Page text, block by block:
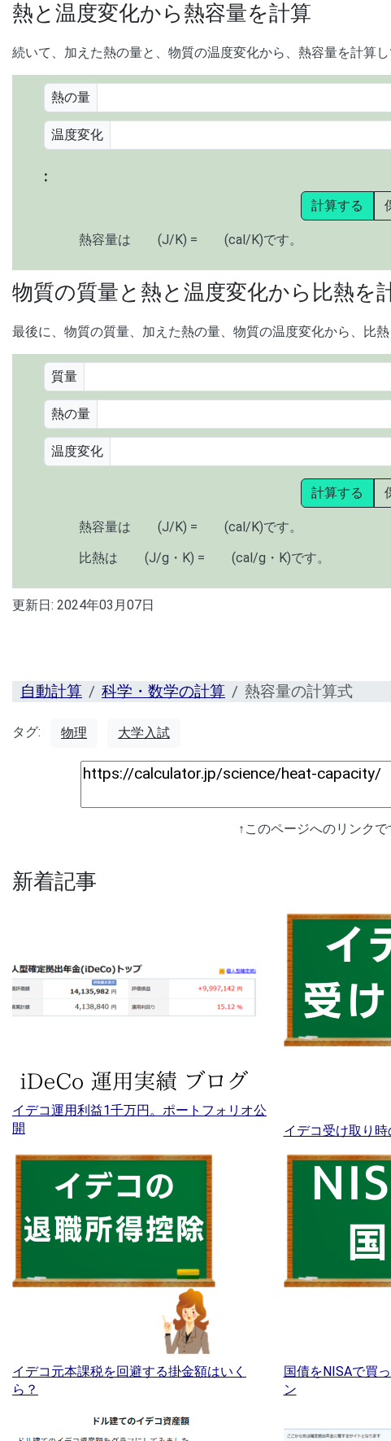
熱と温度変化から熱容量を計算
続いて、加えた熱の量と、物質の温度変化から、熱容量を計算し
熱の量
温度変化
:
計算する
熱容量は (J/K) = (cal/K)です。
物質の質量と熱と温度変化から比熱を
最後に、物質の質量、加えた熱の量、物質の温度変化から、比熱
質量
熱の量
温度変化
計算する
熱容量は (J/K) =
(cal/K)です。
比熱は
(J/g・K) = (cal/g・K)です。
更新日: 2024年03月07日
自動計算 科学・数学の計算 熱容量の計算式
タグ: 物理 大学入試
↑このページへのリンク
新着記事
イデコ運用利益1千万円。ポートフォリオ公
開
イデコ受け取り
イデコ元本課税を回避する掛金額はいく
ら？
国債をNISAで買
ン